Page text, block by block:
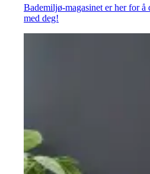
Bademiljø-magasinet er her for å
med deg!